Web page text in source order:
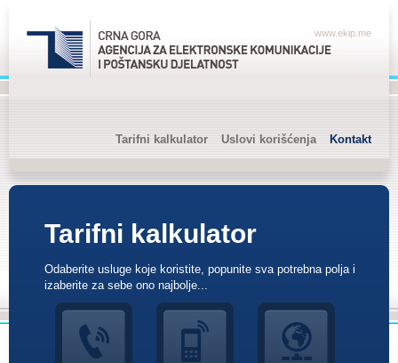
www.ekip.me
Tarifni kalkulator Uslovi korišćenja Kontakt
Tarifni kalkulator
Odaberite usluge koje koristite, popunite sva potrebna polja i
izaberite za sebe ono najbolje...